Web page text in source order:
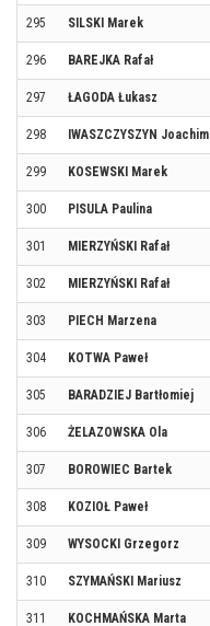
295 SILSKI Marek
296 BAREJKA Rafał
297 ŁAGODA Łukasz
298 IWASZCZYSZYN Joachim
299 KOSEWSKI Marek
300 PISULA Paulina
301 MIERZYŃSKI Rafał
302 MIERZYŃSKI Rafał
303 PIECH Marzena
304 KOTWA Paweł
305 BARADZIEJ Bartłomiej
306 ŻELAZOWSKA Ola
307 BOROWIEC Bartek
308 KOZIOŁ Paweł
309 WYSOCKI Grzegorz
310 SZYMAŃSKI Mariusz
311 KOCHMAŃSKA Marta